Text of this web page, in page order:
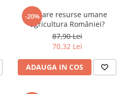
-20%
Mai are resurse umane
agricultura României?
87,90 Lei
70,32 Lei
ADAUGA IN COS